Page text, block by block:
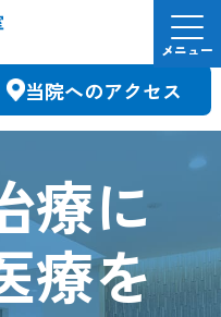
当院へのアクセス
メニュー
療に
療を